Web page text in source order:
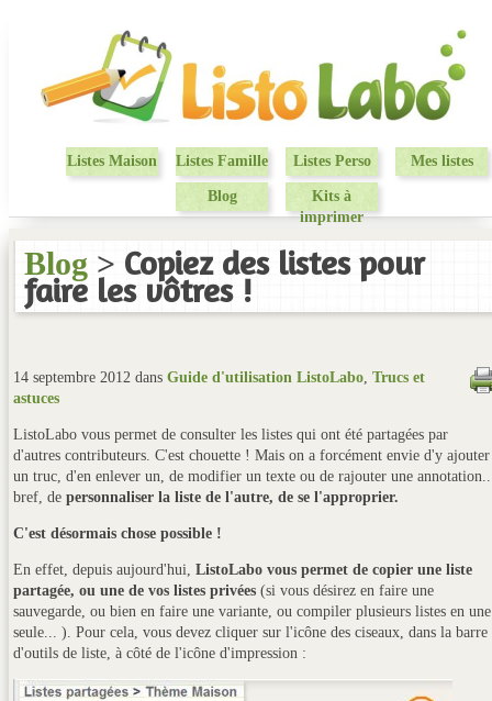
Listes Maison Listes Famille Listes Perso Mes listes
Blog
Kits à
imprimer
Blog > Copiez des listes pour
faire les vôtres !
14 septembre 2012 dans Guide d'utilisation ListoLabo, Trucs et
astuces
ListoLabo vous permet de consulter les listes qui ont été partagées par
d'autres contributeurs. C'est chouette ! Mais on a forcément envie d'y ajouter
un truc, d'en enlever un, de modifier un texte ou de rajouter une
bref, de personnaliser la liste de l'autre, de se l'approprier.
C'est désormais chose possible !
En effet, depuis aujourd'hui, ListoLabo vous permet de copier une liste
partagée, ou une de vos listes privées (si vous désirez en faire une
sauvegarde, ou bien en faire une variante, ou compiler plusieurs listes en une
seule... ). Pour cela, vous devez cliquer sur l'icône des ciseaux, dans la barre
d'outils de liste, à côté de l'icône d'impression :